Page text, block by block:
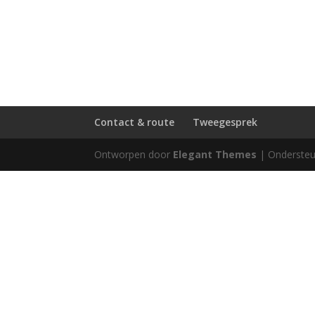
Contact & route Tweegesprek
Ontworpen door Elegant Themes |